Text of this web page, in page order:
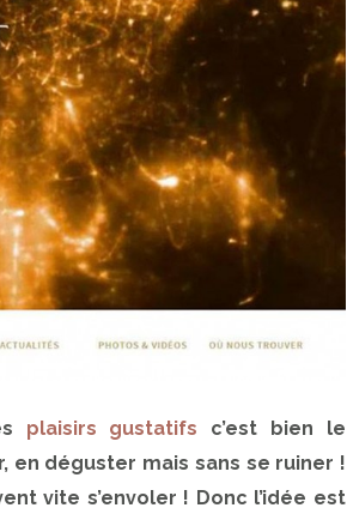
plaisirs gustatifs c’est bien le
en déguster mais sans se ruiner !
vite s’envoler ! Donc l’idée est